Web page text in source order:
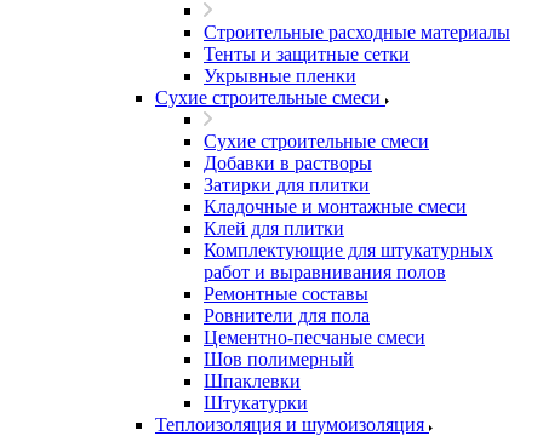
Строительные расходные материалы
Тенты и защитные сетки
Укрывные пленки
Сухие строительные смеси
Сухие строительные смеси
Добавки в растворы
Затирки для плитки
Кладочные и монтажные смеси
Клей для плитки
Комплектующие для штукатурных
работ и выравнивания полов
Ремонтные составы
Ровнители для пола
Цементно-песчаные смеси
Шов полимерный
Шпаклевки
Штукатурки
Теплоизоляция и шумоизоляция